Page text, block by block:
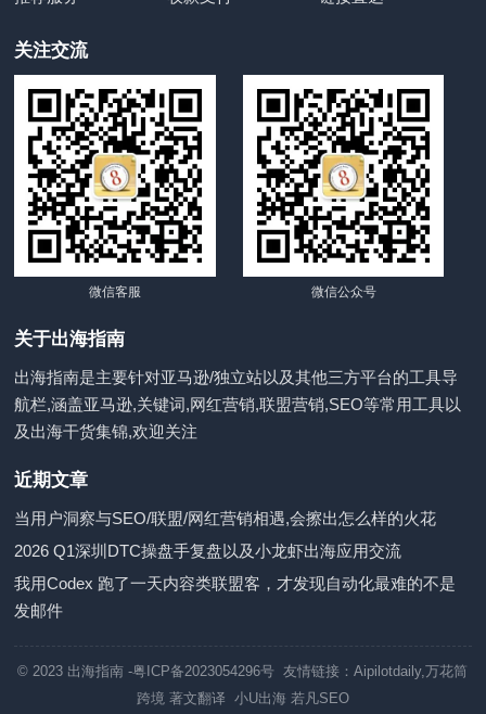
关注交流
微信客服 微信公众号
关于出海指南
出海指南是主要针对亚马逊/独立站以及其他三方平台的工具导
航栏,涵盖亚马逊,关键词,网红营销,联盟营销,SEO等常用工具以
及出海干货集锦,欢迎关注
近期文章
当用户洞察与SEO/联盟/网红营销相遇,会擦出怎么样的火花
2026 Q1深圳DTC操盘手复盘以及小龙虾出海应用交流
我用Codex 跑了一天内容类联盟客，才发现自动化最难的不是
发邮件
© 2023 出海指南 -粤ICP备2023054296号 友情链接：Aipilotdaily,万花筒
跨境 著文翻译 小U出海 若凡SEO